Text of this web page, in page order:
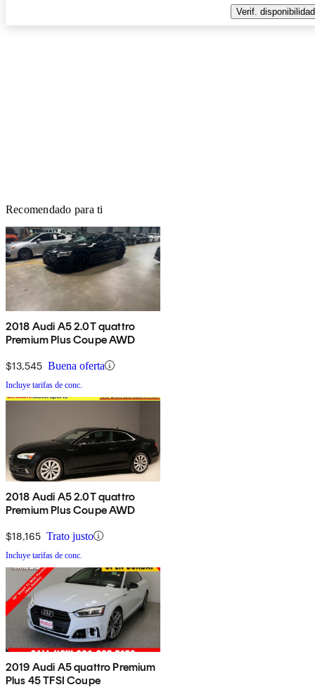
Verif. disponibilidad
Recomendado para ti
2018 Audi A5 2.0T quattro
Premium Plus Coupe AWD
$13,545 Buena oferta
Incluye tarifas de conc.
2018 Audi A5 2.0T quattro
Premium Plus Coupe AWD
$18,165 Trato justo
Incluye tarifas de conc.
2019 Audi A5 quattro Premium
Plus 45 TFSI Coupe